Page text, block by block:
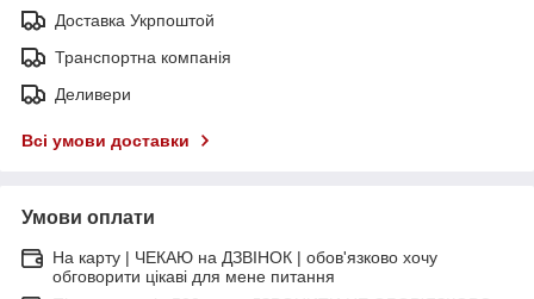
Доставка Укрпоштой
Транспортна компанія
Деливери
Всі умови доставки
Умови оплати
На карту | ЧЕКАЮ на ДЗВІНОК | обов'язково хочу
обговорити цікаві для мене питання